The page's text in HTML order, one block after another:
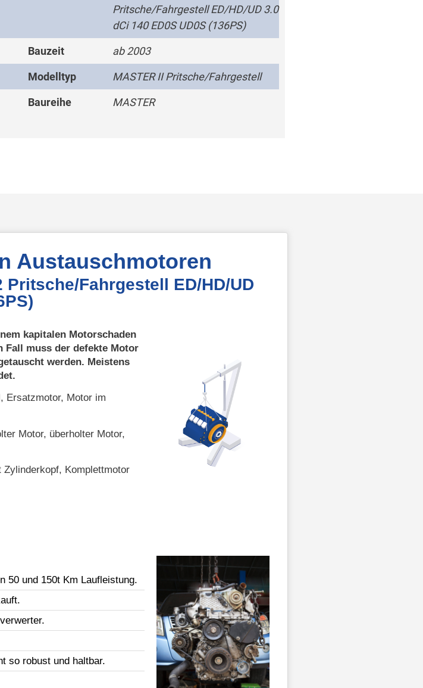
Pritsche/Fahrgestell ED/HD/UD 3.0
dCi 140 ED0S UD0S (136PS)
Bauzeit ab 2003
Modelltyp MASTER II Pritsche/Fahrgestell
Baureihe MASTER
Austauschmotoren
Pritsche/Fahrgestell ED/HD/UD
kapitalen Motorschaden
Fall muss der defekte Motor
werden. Meistens
Ersatzmotor, Motor im
Motor, überholter Motor,
Komplettmotor
50 und 150t Km Laufleistung.
so robust und haltbar.